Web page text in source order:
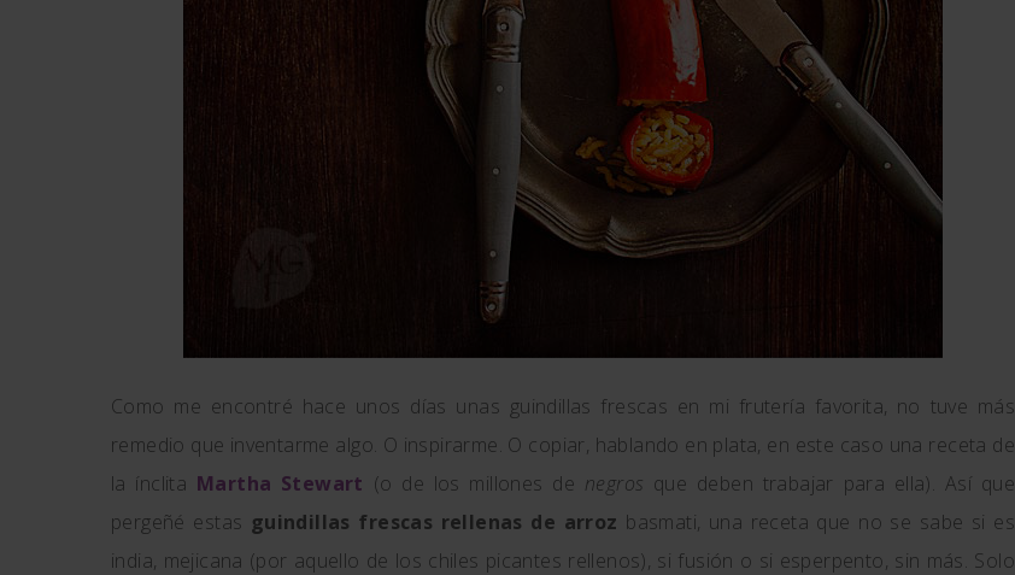
Como me encontré hace unos días unas guindillas frescas en mi frutería favorita, no tuve más
remedio que inventarme algo. O inspirarme. O copiar, hablando en plata, en este caso una receta de
la ínclita Martha Stewart (o de los millones de negros que deben trabajar para ella). Así que
pergeñé estas guindillas frescas rellenas de arroz basmati, una receta que no se sabe si es
india, mejicana (por aquello de los chiles picantes rellenos), si fusión o si esperpento, sin más. Solo